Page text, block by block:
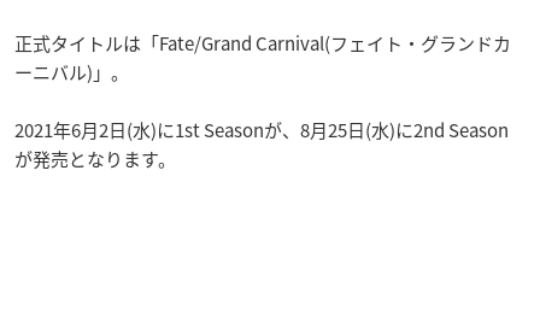
正式タイトルは「Fate/Grand Carnival(フェイト・グランドカ
ーニバル)」。
2021年6月2日(水)に1st Seasonが、8月25日(水)に2nd Season
が発売となります。